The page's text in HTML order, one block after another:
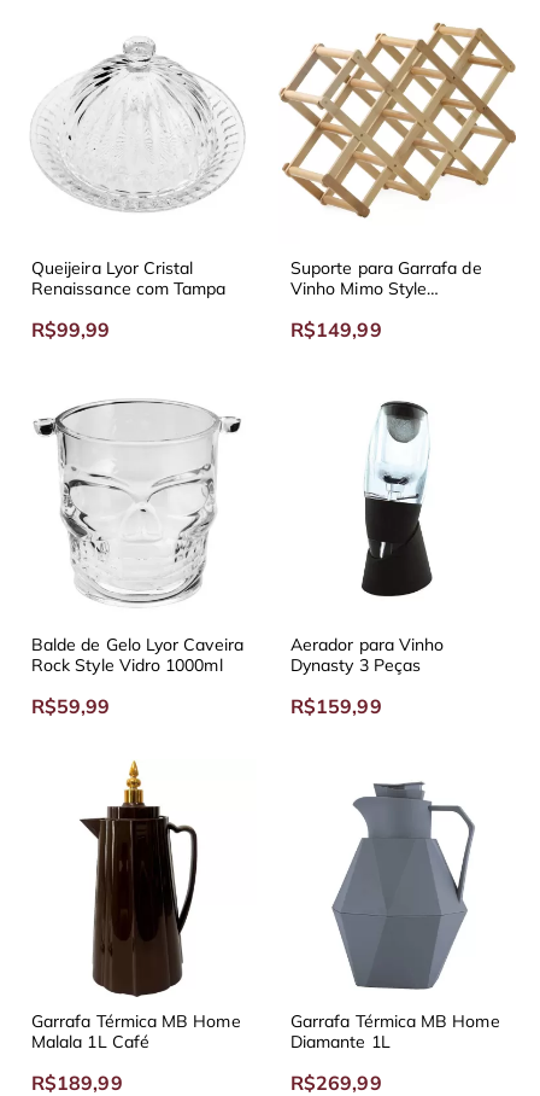
Queijeira Lyor Cristal
Renaissance com Tampa
R$99,99
Suporte para Garrafa de
Vinho Mimo Style
R$149,99
Balde de Gelo Lyor Caveira
Rock Style Vidro 1000ml
R$59,99
Aerador para Vinho
Dynasty 3 Peças
R$159,99
Garrafa Térmica MB Home
Malala 1L Café
R$189,99
Garrafa Térmica MB Home
Diamante 1L
R$269,99